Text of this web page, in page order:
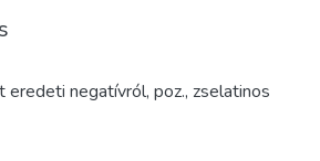
negatívról, poz., zselatinos